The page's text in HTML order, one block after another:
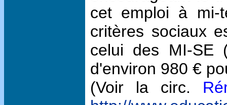
cet emploi à mi-
critères sociaux
celui des MI-SE
d'environ 980 €
(Voir la circ.